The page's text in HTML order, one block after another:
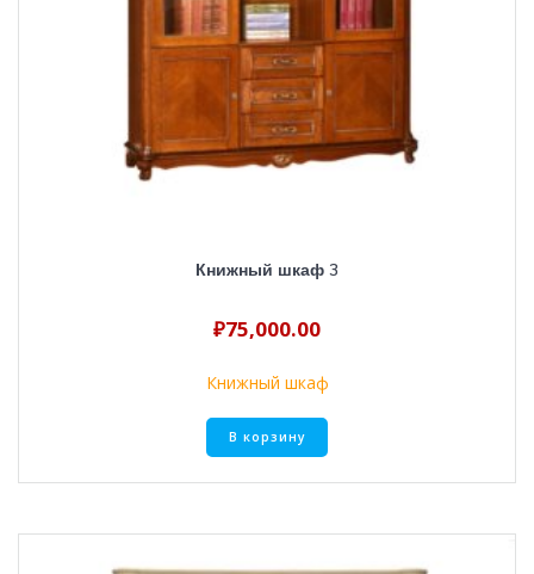
Книжный шкаф 3
₽75,000.00
Книжный шкаф
В корзину